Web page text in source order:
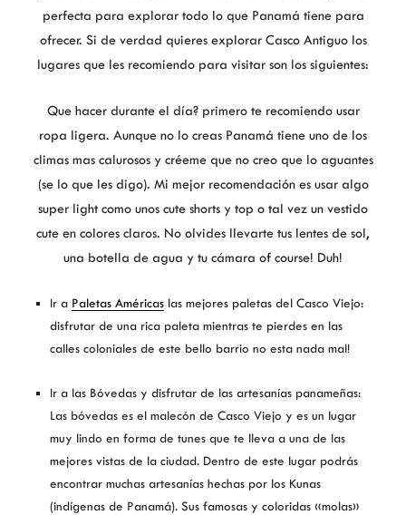
perfecta para explorar todo lo que Panamá tiene para
ofrecer. Si de verdad quieres explorar Casco Antiguo los
lugares que les recomiendo para visitar son los siguientes:
Que hacer durante el día? primero te recomiendo usar
ropa ligera. Aunque no lo creas Panamá tiene uno de los
climas mas calurosos y créeme que no creo que lo aguantes
(se lo que les digo). Mi mejor recomendación es usar algo
super light como unos cute shorts y top o tal vez un vestido
cute en colores claros. No olvides llevarte tus lentes de sol,
una botella de agua y tu cámara of course! Duh!
Ir a Paletas Américas las mejores paletas del Casco Viejo:
disfrutar de una rica paleta mientras te pierdes en las
calles coloniales de este bello barrio no esta nada mal!
Ir a las Bóvedas y disfrutar de las artesanías panameñas:
Las bóvedas es el malecón de Casco Viejo y es un lugar
muy lindo en forma de tunes que te lleva a una de las
mejores vistas de la ciudad. Dentro de este lugar podrás
encontrar muchas artesanías hechas por los Kunas
(indígenas de Panamá). Sus famosas y coloridas «molas»